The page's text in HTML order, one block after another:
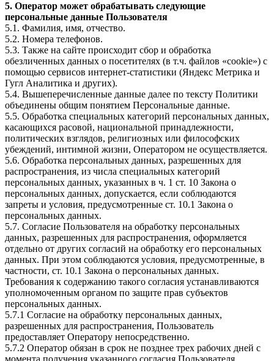
5. Оператор может обрабатывать следующие
персональные данные Пользователя
5.1. Фамилия, имя, отчество.
5.2. Номера телефонов.
5.3. Также на сайте происходит сбор и обработка
обезличенных данных о посетителях (в т.ч. файлов «cookie») с
помощью сервисов интернет-статистики (Яндекс Метрика и
Гугл Аналитика и других).
5.4. Вышеперечисленные данные далее по тексту Политики
объединены общим понятием Персональные данные.
5.5. Обработка специальных категорий персональных данных,
касающихся расовой, национальной принадлежности,
политических взглядов, религиозных или философских
убеждений, интимной жизни, Оператором не осуществляется.
5.6. Обработка персональных данных, разрешенных для
распространения, из числа специальных категорий
персональных данных, указанных в ч. 1 ст. 10 Закона о
персональных данных, допускается, если соблюдаются
запреты и условия, предусмотренные ст. 10.1 Закона о
персональных данных.
5.7. Согласие Пользователя на обработку персональных
данных, разрешенных для распространения, оформляется
отдельно от других согласий на обработку его персональных
данных. При этом соблюдаются условия, предусмотренные, в
частности, ст. 10.1 Закона о персональных данных.
Требования к содержанию такого согласия устанавливаются
уполномоченным органом по защите прав субъектов
персональных данных.
5.7.1 Согласие на обработку персональных данных,
разрешенных для распространения, Пользователь
предоставляет Оператору непосредственно.
5.7.2 Оператор обязан в срок не позднее трех рабочих дней с